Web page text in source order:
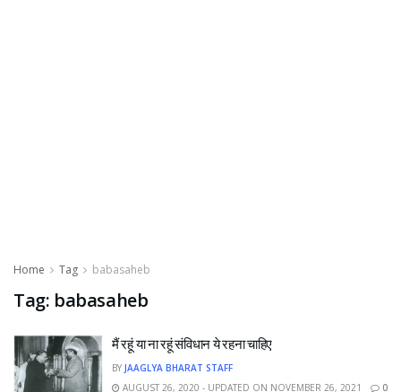
Home Tag babasaheb
Tag: babasaheb
मैं रहूं या ना रहूं संविधान ये रहना चाहिए
BY JAAGLYA BHARAT STAFF
AUGUST 26, 2020 - UPDATED ON NOVEMBER 26, 2021
0